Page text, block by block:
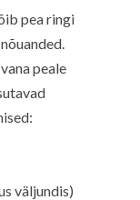
pea ringi
peale
väljundis)